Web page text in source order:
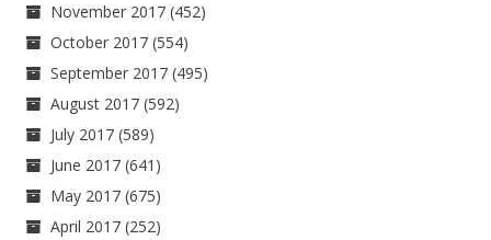
November 2017 (452)
October 2017 (554)
September 2017 (495)
August 2017 (592)
July 2017 (589)
June 2017 (641)
May 2017 (675)
April 2017 (252)